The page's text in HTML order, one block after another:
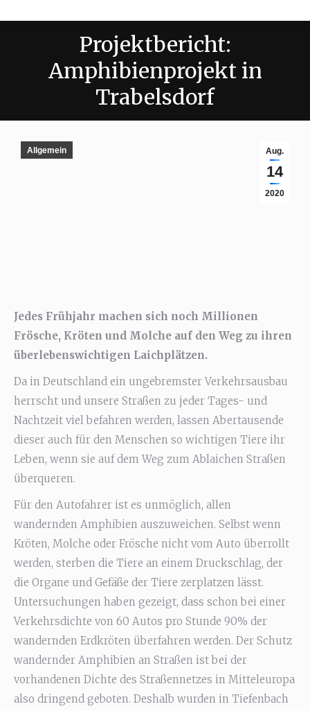
Projektbericht:
Amphibienprojekt in
Trabelsdorf
Aug.
14
2020
Allgemein
Jedes Frühjahr machen sich noch Millionen
Frösche, Kröten und Molche auf den Weg zu ihren
überlebenswichtigen Laichplätzen.
Da in Deutschland ein ungebremster Verkehrsausbau
herrscht und unsere Straßen zu jeder Tages- und
Nachtzeit viel befahren werden, lassen Abertausende
dieser auch für den Menschen so wichtigen Tiere ihr
Leben, wenn sie auf dem Weg zum Ablaichen Straßen
überqueren.
Für den Autofahrer ist es unmöglich, allen
wandernden Amphibien auszuweichen. Selbst wenn
Kröten, Molche oder Frösche nicht vom Auto überrollt
werden, sterben die Tiere an einem Druckschlag, der
die Organe und Gefäße der Tiere zerplatzen lässt.
Untersuchungen haben gezeigt, dass schon bei einer
Verkehrsdichte von 60 Autos pro Stunde 90% der
wandernden Erdkröten überfahren werden. Der Schutz
wandernder Amphibien an Straßen ist bei der
vorhandenen Dichte des Straßennetzes in Mitteleuropa
also dringend geboten. Deshalb wurden in Tiefenbach